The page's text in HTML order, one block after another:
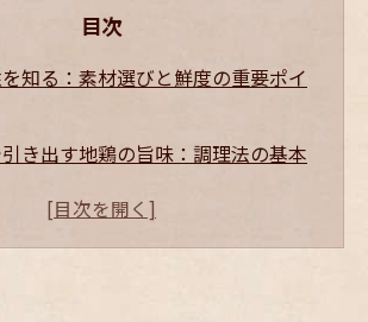
目次
知る：素材選びと鮮度の重要ポイ
き出す地鶏の旨味：調理法の基本
ンジで広げる地鶏料理の可能性と魅